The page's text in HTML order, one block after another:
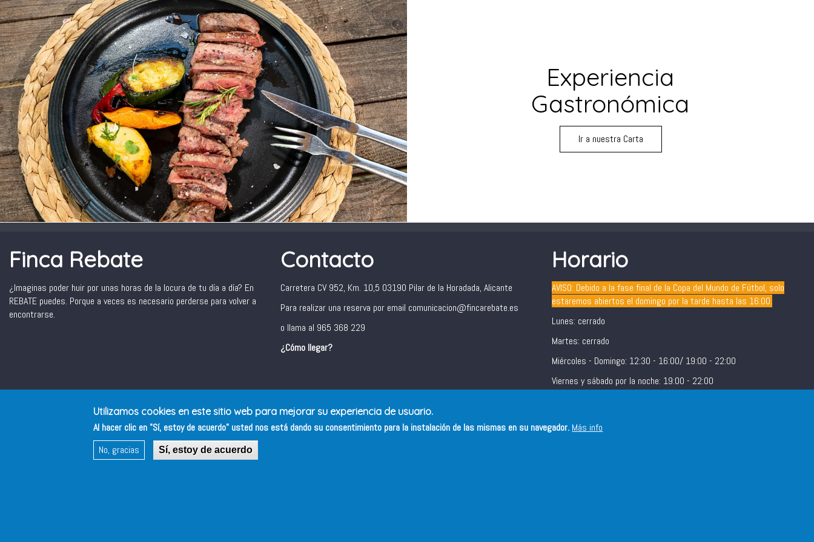
Experiencia
Gastronómica
Ir a nuestra Carta
Finca Rebate
¿Imaginas poder huir por unas horas de la locura de tu día a día? En
REBATE puedes. Porque a veces es necesario perderse para volver a
encontrarse.
Contacto
Carretera CV 952, Km. 10,5 03190 Pilar de la Horadada, Alicante
Para realizar una reserva por email comunicacion@fincarebate.es
o llama al 965 368 229
¿Cómo llegar?
Horario
AVISO: Debido a la fase final de la Copa del Mundo de Fútbol, solo
estaremos abiertos el domingo por la tarde hasta las 16:00.
Lunes: cerrado
Martes: cerrado
Miércoles - Domingo: 12:30 - 16:00/ 19:00 - 22:00
Viernes y sábado por la noche: 19:00 - 22:00
Utilizamos cookies en este sitio web para mejorar su experiencia de usuario.
Al hacer clic en "Sí, estoy de acuerdo" usted nos está dando su consentimiento para la instalación de las mismas en su navegador. Más info
No, gracias
Sí, estoy de acuerdo